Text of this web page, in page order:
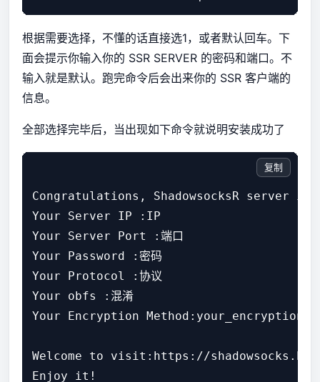
根据需要选择，不懂的话直接选1，或者默认回车。下
面会提示你输入你的 SSR SERVER 的密码和端口。不
输入就是默认。跑完命令后会出来你的 SSR 客户端的
信息。
全部选择完毕后，当出现如下命令就说明安装成功了
Congratulations, ShadowsocksR server
Your Server IP :IP
Your Server Port :端口
Your Password :密码
Your Protocol :协议
Your obfs :混淆
Your Encryption
Welcome to visit:https://
复制